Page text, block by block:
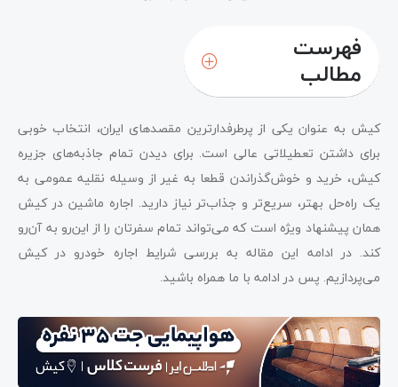
فهرست
مطالب
کیش به عنوان یکی از پرطرفدارترین مقصدهای ایران، انتخاب خوبی
برای داشتن تعطیلاتی عالی است. برای دیدن تمام جاذبه‌های جزیره
کیش، خرید و خوش‌گذراندن قطعا به غیر از وسیله نقلیه عمومی به
یک راه‌حل بهتر، سریع‌تر و جذاب‌تر نیاز دارید. اجاره ماشین در کیش
همان پیشنهاد ویژه است که می‌تواند تمام سفرتان را از این‌رو به آن‌رو
کند. در ادامه این مقاله به بررسی شرایط اجاره خودرو در کیش
می‌پردازیم. پس در ادامه با ما همراه باشید.